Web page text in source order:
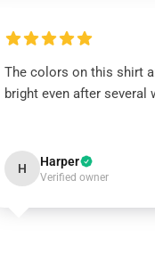
The colors on this shirt
bright even after several
H Harper
Verified owner